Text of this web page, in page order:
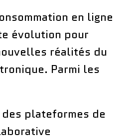
en ligne
évolution pour
réalités du
Parmi les
plateformes de